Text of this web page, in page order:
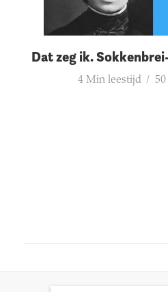
Dat zeg ik.
4 Min leestijd